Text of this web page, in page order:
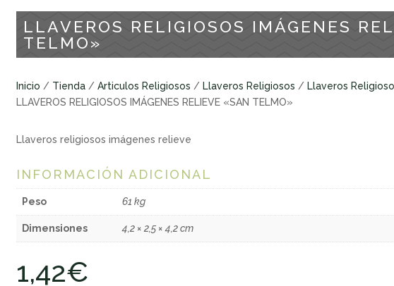
LLAVEROS RELIGIOSOS IMÁGENES
TELMO»
Inicio / Tienda /Articulos Religiosos / Llaveros Religiosos / Llaveros
LLAVEROS RELIGIOSOS IMÁGENES RELIEVE «SAN TELMO»
Llaveros religiosos imágenes relieve
INFORMACIÓN ADICIONAL
Peso 61 kg
Dimensiones 4,2 × 2,5 × 4,2 cm
1,42€